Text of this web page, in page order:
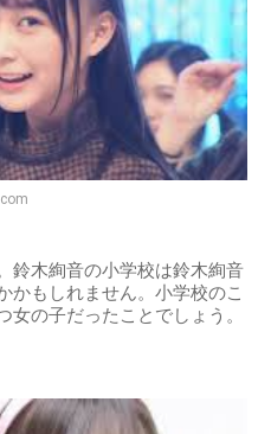
鈴木絢音の小学校は鈴木絢音
かもしれません。小学校のこ
の子だったことでしょう。